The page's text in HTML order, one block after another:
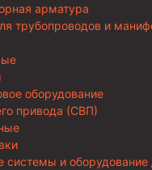
арматура
трубопроводов и
оборудование
привода (СВП)
системы и оборудование